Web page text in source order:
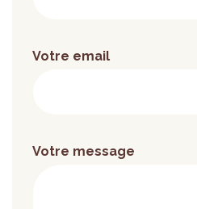
Votre email
Votre message